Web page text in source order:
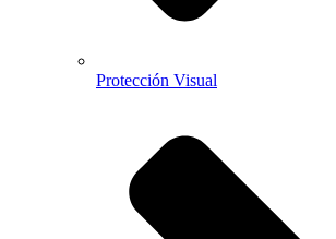
Protección Visual